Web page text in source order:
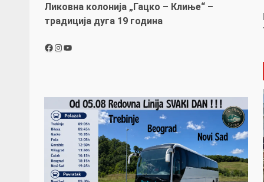
Ликовна колонија „Гацко – Клиње“ –
традиција дуга 19 година
Facebook
Instagram
YouTube